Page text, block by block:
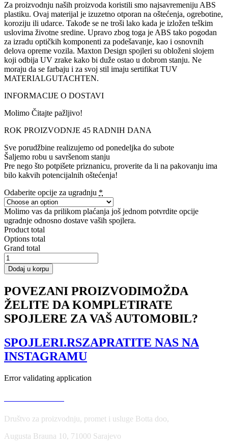
Za proizvodnju naših proizvoda koristili smo najsavremeniju ABS
plastiku. Ovaj materijal je izuzetno otporan na oštećenja, ogrebotine,
koroziju ili udarce. Takođe se ne troši lako kada je izložen teškim
uslovima životne sredine. Upravo zbog toga je ABS tako pogodan
za izradu optičkih komponenti za podešavanje, kao i osnovnih
delova opreme vozila. Maxton Design spojleri su obloženi slojem
koji odbija UV zrake kako bi duže ostao u dobrom stanju. Ne
moraju da se farbaju i za svoj stil imaju sertifikat TUV
MATERIALGUTACHTEN.
INFORMACIJE O DOSTAVI
Molimo Čitajte pažljivo!
ROK PROIZVODNJE 45 RADNIH DANA
Sve porudžbine realizujemo od ponedeljka do subote
Šaljemo robu u savršenom stanju
Pre nego što potpišete priznanicu, proverite da li na pakovanju ima
bilo kakvih potencijalnih oštećenja!
Odaberite opcije za ugradnju *
Molimo vas da prilikom plaćanja još jednom potvrdite opcije
ugradnje odnosno dostave vaših spojlera.
Product total
Options total
Grand total
Front
Splitter
V.3
Golf
7
R
/
Line
Facelift
količina
Dodaj u korpu
POVEZANI PROIZVODIMOŽDA
ŽELITE DA KOMPLETIRATE
SPOJLERE ZA VAŠ AUTOMOBIL?
SPOJLERI.RSZAPRATITE NAS NA
INSTAGRAMU
Error validating application
Društvo za proizvodnju, promet i usluge Botta doo,
Augusta Brauna 10, 71000 Sarajevo